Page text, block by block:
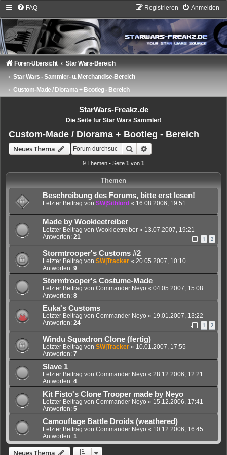
FAQ Anmelden
Registrieren
Foren-Übersicht
Star Wars-Bereich
Star Wars - Sammler- u. Merchandise-Bereich
Custom-Made / Diorama + Bootleg - Bereich
StarWars-Freakz.de
Die Seite für Star Wars Sammler!
Custom-Made / Diorama + Bootleg - Bereich
Neues Thema Suche
9 Themen • Seite 1 von 1
Themen
Beschreibung des Forums, bitte erst lesen!
Letzter Beitrag von SW|Sithlord « 16.08.2006, 19:51
Made by Wookieetreiber
Letzter Beitrag von Wookieetreiber « 13.07.2007, 19:21
Antworten: 21 1 2
Stormtrooper's Customs #2
Letzter Beitrag von SW|Tracker « 20.05.2007, 10:10
Antworten: 9
Stormtrooper's Costume-Made
Letzter Beitrag von Commander Neyo « 04.05.2007, 15:08
Antworten: 8
Euka's Customs
Letzter Beitrag von Commander Neyo « 19.01.2007, 13:22
Antworten: 24 1 2
Windu Squadron Clone (fertig)
Letzter Beitrag von SW|Tracker « 10.01.2007, 17:55
Antworten: 7
Slave 1
Letzter Beitrag von Commander Neyo « 28.12.2006, 12:21
Antworten: 4
Kit Fisto's Clone Trooper made by Neyo
Letzter Beitrag von Commander Neyo « 15.12.2006, 17:41
Antworten: 5
Camouflage Battle Droids (weathered)
Letzter Beitrag von Commander Neyo « 10.12.2006, 16:45
Antworten: 1
Neues Thema